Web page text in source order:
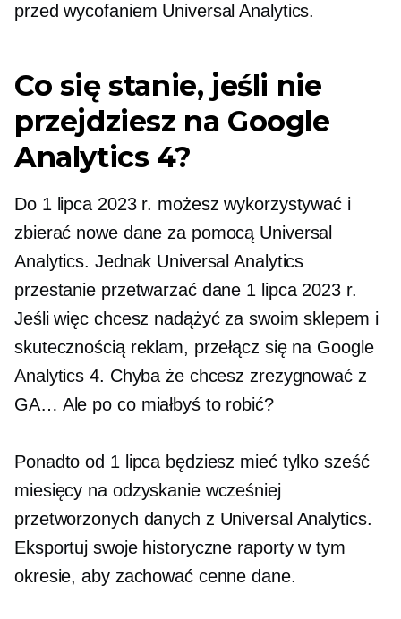
przed wycofaniem Universal Analytics.
Co się stanie, jeśli nie
przejdziesz na Google
Analytics 4?
Do 1 lipca 2023 r. możesz wykorzystywać i
zbierać nowe dane za pomocą Universal
Analytics. Jednak Universal Analytics
przestanie przetwarzać dane 1 lipca 2023 r.
Jeśli więc chcesz nadążyć za swoim sklepem i
skutecznością reklam, przełącz się na Google
Analytics 4. Chyba że chcesz zrezygnować z
GA… Ale po co miałbyś to robić?
Ponadto od 1 lipca będziesz mieć tylko sześć
miesięcy na odzyskanie wcześniej
przetworzonych danych z Universal Analytics.
Eksportuj swoje historyczne raporty w tym
okresie, aby zachować cenne dane.